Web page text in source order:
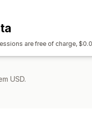
are free of charge,
USD.